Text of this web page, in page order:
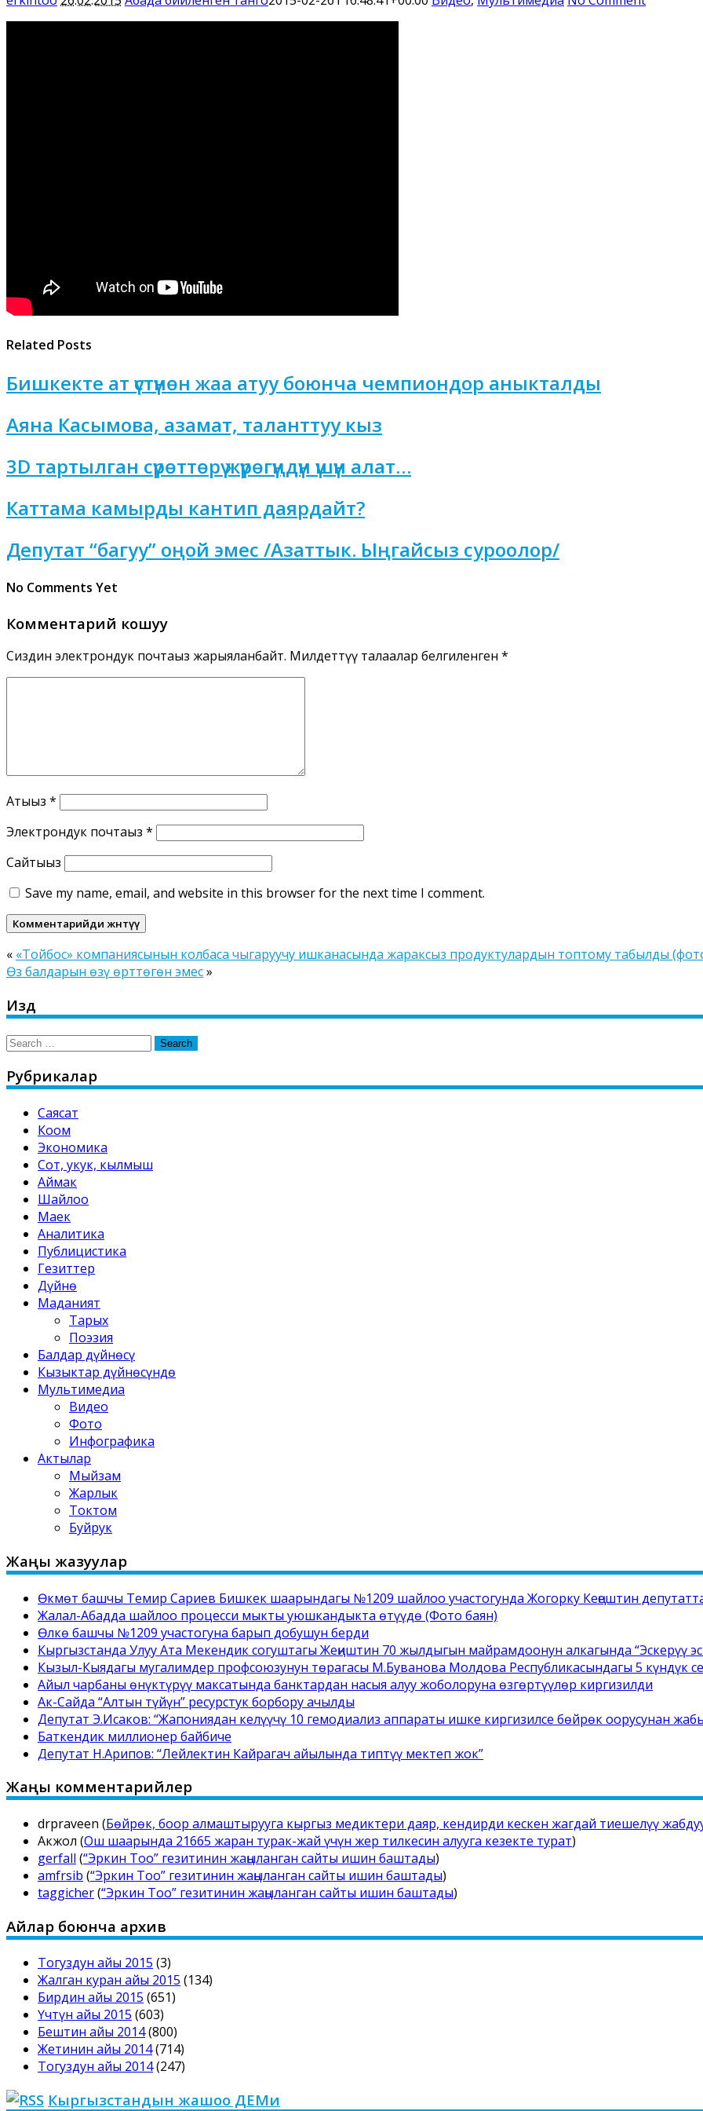
Related Posts
Бишкекте ат үстүнөн жаа атуу боюнча чемпиондор аныкталды
Аяна Касымова, азамат, таланттуу кыз
3D тартылган сүрөттөрү жүрөгүңдүн үшүн алат…
Каттама камырды кантип даярдайт?
Депутат “багуу” оңой эмес /Азаттык. Ыңгайсыз суроолор/
No Comments Yet
Комментарий кошуу
Сиздин электрондук почтаңыз жарыяланбайт. Милдеттүү талаалар белгиленген *
Атыңыз *
Электрондук почтаңыз *
Сайтыңыз
Save my name, email, and website in this browser for the next time I comment.
« «Тойбос» компаниясынын колбаса чыгаруучу ишканасында жараксыз продуктулардын топтому табылды
Өз балдарын өзү өрттөгөн эмес»
Издөө
Search
Рубрикалар
Саясат
Коом
Экономика
Сот, укук, кылмыш
Аймак
Шайлоо
Маек
Аналитика
Публицистика
Гезиттер
Дүйнө
Маданият
Тарых
Поэзия
Балдар дүйнөсү
Кызыктар дүйнөсүндө
Мультимедиа
Видео
Фото
Инфографика
Актылар
Мыйзам
Жарлык
Токтом
Буйрук
Жаңы жазуулар
Өкмөт башчы Темир Сариев Бишкек шаарындагы №1209 шайлоо участогунда Жогорку Кеңештин
Жалал-Абадда шайлоо процесси мыкты уюшкандыкта өтүүдө (Фото баян)
Өлкө башчы №1209 участогуна барып добушун берди
Кыргызстанда Улуу Ата Мекендик согуштагы Жеңиштин 70 жылдыгын майрамдоонун алкагында “Эскерүү
Кызыл-Кыядагы мугалимдер профсоюзунун төрагасы М.Буванова Молдова Республикасындагы 5 күндүк
Айыл чарбаны өнүктүрүү максатында банктардан насыя алуу жоболоруна өзгөртүүлөр киргизилди
Ак-Сайда “Алтын түйүн” ресурстук борбору ачылды
Депутат Э.Исаков: “Жапониядан келүүчү 10 гемодиализ аппараты ишке киргизилсе бөйрөк оорусунан
Баткендик миллионер байбиче
Депутат Н.Арипов: “Лейлектин Кайрагач айылында типтүү мектеп жок”
Жаңы комментарийлер
drpraveen (Бөйрөк, боор алмаштырууга кыргыз медиктери даяр, кендирди кескен жагдай тиешелүү
Акжол (Ош шаарында 21665 жаран турак-жай үчүн жер тилкесин алууга кезекте турат)
gerfall (“Эркин Тоо” гезитинин жаңыланган сайты ишин баштады)
amfrsib (“Эркин Тоо” гезитинин жаңыланган сайты ишин баштады)
taggicher(“Эркин Тоо” гезитинин жаңыланган сайты ишин баштады)
Айлар боюнча архив
Тогуздун айы 2015 (3)
Жалган куран айы 2015 (134)
Бирдин айы 2015 (651)
Үчтүн айы 2015 (603)
Бештин айы 2014(800)
Жетинин айы 2014(714)
Тогуздун айы 2014(247)
Кыргызстандын жашоо ДЕМи